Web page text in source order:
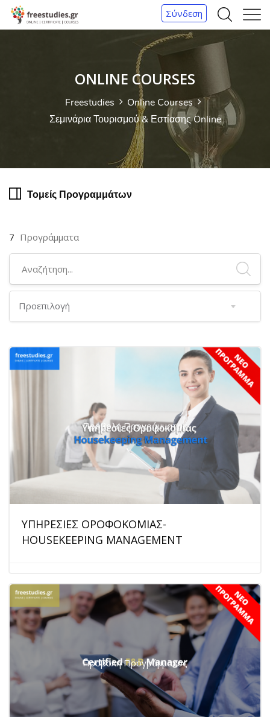
Μ
Α
α
ζ
ή
τ
η
σ
η
Σύνδεση
ONLINE COURSES
Freestudies
Online Courses
Σεμινάρια Τουρισμού & Εστίασης Online
Τομείς Προγραμμάτων
7 Προγράμματα
Προβολή Προγράμματος
ΥΠΗΡΕΣΙΕΣ ΟΡΟΦΟΚΟΜΙΑΣ-
HOUSEKEEPING MANAGEMENT
Προβολή Προγράμματος